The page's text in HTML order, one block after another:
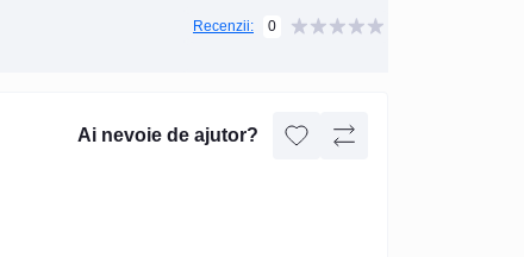
Recenzii: 0
Ai nevoie de ajutor?